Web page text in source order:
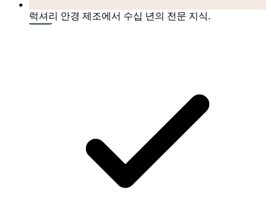
럭셔리 안경 제조에서 수십 년의 전문 지식.